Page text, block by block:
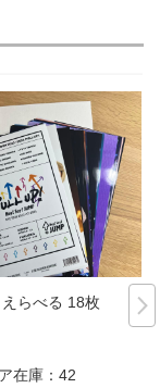
らべる 18枚
在庫： 42